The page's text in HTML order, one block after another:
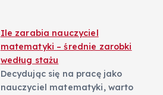
Ile zarabia nauczyciel
matematyki – średnie zarobki
według stażu
Decydując się na pracę jako
nauczyciel matematyki, warto